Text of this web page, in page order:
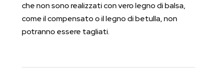
che non sono realizzati con vero legno di balsa,
come il compensato o il legno di betulla, non
potranno essere tagliati.